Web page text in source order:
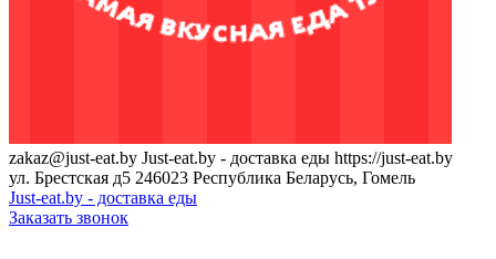
zakaz@just-eat.by Just-eat.by - доставка еды https://just-eat.by
ул. Брестская д5 246023 Республика Беларусь, Гомель
Just-eat.by - доставка еды
Заказать звонок